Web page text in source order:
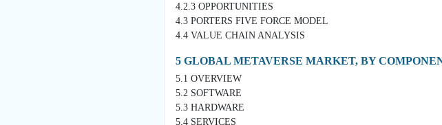
4.2.3 OPPORTUNITIES
4.3 PORTERS FIVE FORCE MODEL
4.4 VALUE CHAIN ANALYSIS
5 GLOBAL METAVERSE MARKET, BY
5.1 OVERVIEW
5.2 SOFTWARE
5.3 HARDWARE
5.4 SERVICES